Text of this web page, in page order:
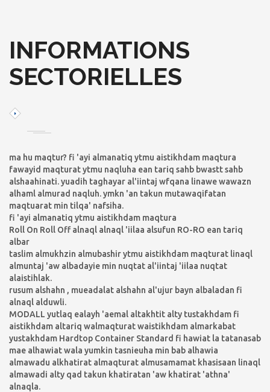
INFORMATIONS
SECTORIELLES
ma hu maqtur? fi 'ayi almanatiq ytmu aistikhdam maqtura
fawayid maqturat ytmu naqluha ean tariq sahb bwastt sahb
alshaahinati. yuadih taghayar al'iintaj wfqana linawe wawazn
alhaml almurad naqluh. ymkn 'an takun mutawaqifatan
maqtuarat min tilqa' nafsiha.
fi 'ayi almanatiq ytmu aistikhdam maqtura
Roll On Roll Off alnaql alnaql 'iilaa alsufun RO-RO ean tariq
albar
taslim almukhzin almubashir ytmu aistikhdam maqturat linaql
almuntaj 'aw albadayie min nuqtat al'iintaj 'iilaa nuqtat
alaistihlak.
rusum alshahn , mueadalat alshahn al'ujur bayn albaladan fi
alnaql alduwli.
MODALL yutlaq ealayh 'aemal altakhtit alty tustakhdam fi
aistikhdam altariq walmaqturat waistikhdam almarkabat
yustakhdam Hardtop Container Standard fi hawiat la tatanasab
mae alhawiat wala yumkin tasnieuha min bab alhawia
almawadu alkhatirat almaqturat almusamamat khasisaan linaql
almawadi alty qad takun khatiratan 'aw khatirat 'athna'
alnaqla.